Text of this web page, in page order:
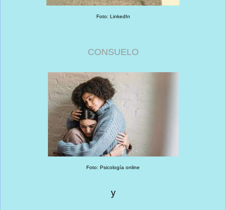
Foto: LinkedIn
CONSUELO
Foto: Psicología online
y